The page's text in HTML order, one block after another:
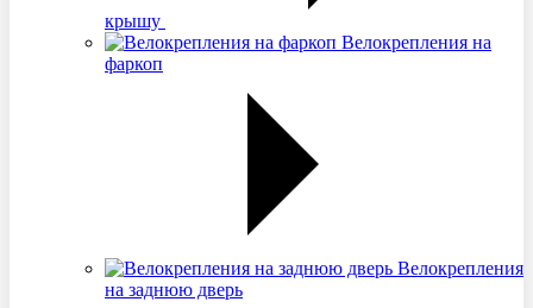
крышу
Велокрепления на
фаркоп
Велокрепления
на заднюю дверь